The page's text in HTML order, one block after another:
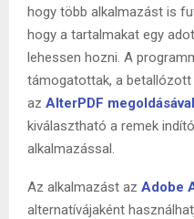
hogy több alkalmazást is
hogy a tartalmakat egy
lehessen hozni. A
támogatottak, a
az AlterPDF megoldásával
kiválasztható a remek
alkalmazással.
Az alkalmazást az Adobe
alternatívájaként